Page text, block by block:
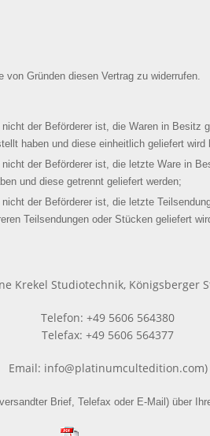
von Gründen diesen Vertrag zu widerrufen.
der Beförderer ist, die Waren in Besitz
haben und diese einheitlich geliefert wird
der Beförderer ist, die letzte Ware in
und diese getrennt geliefert werden;
der Beförderer ist, die letzte
Teilsendungen oder Stücken geliefert
Krekel Studiotechnik, Königsberger
Telefon: +49 5606 564380
Telefax: +49 5606 564377
Email: info@platinumcultedition.com)
Brief, Telefax oder E-Mail) über